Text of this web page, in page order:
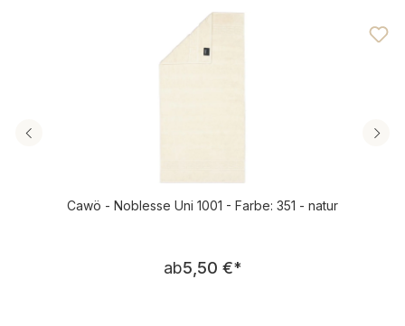
Durchschnittliche Bewertung von 4.61 von 5 Sternen
Cawö - Noblesse Uni 1001 - Farbe: 351 - natur
Regulärer Preis:
ab5,50 €*